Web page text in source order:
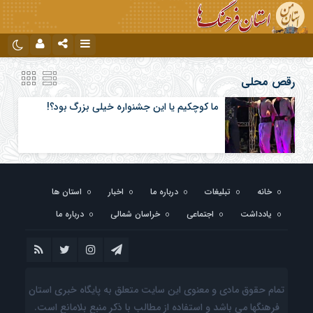
تلگرام نام کاربری یا نشانی ایمیل
رمز عبور
رقص محلی
ما کوچکیم یا این جشنواره خیلی بزرگ بود؟!
خانه تبلیغات درباره ما اخبار
استان ها
یادداشت
اجتماعی خراسان شمالی درباره ما
تمام حقوق مادی و معنوی این سایت متعلق به پایگاه خبری استان
فرهنگها می باشد و استفاده از مطالب با ذکر منبع بلامانع است.